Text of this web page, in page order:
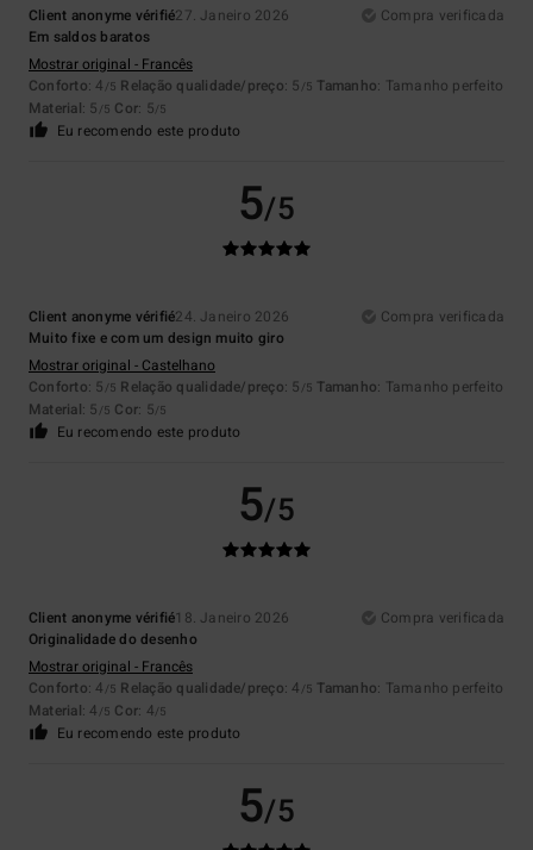
Client anonyme vérifié27. Janeiro 2026
Compra verificada
Em saldos baratos
Mostrar original - Francês
Conforto: 4 /5 Relação qualidade/preço: 5 /5 Tamanho: Tamanho perfeito
Material: 5 /5 Cor: 5/5
Eu recomendo este produto
5/5
Client anonyme vérifié24. Janeiro 2026
Compra verificada
Muito fixe e com um design muito giro
Mostrar original - Castelhano
Conforto: 5 /5 Relação qualidade/preço: 5 /5 Tamanho: Tamanho perfeito
Material: 5 /5 Cor: 5/5
Eu recomendo este produto
5/5
Client anonyme vérifié18. Janeiro 2026
Compra verificada
Originalidade do desenho
Mostrar original - Francês
Conforto: 4 /5 Relação qualidade/preço: 4 /5 Tamanho: Tamanho perfeito
Material: 4 /5 Cor: 4/5
Eu recomendo este produto
5/5